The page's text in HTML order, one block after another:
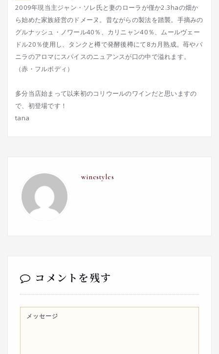
2009年現当主ジャン・ソレ氏と妻のローラが僅か2.3haの畑か
ら始めた家族経営のドメーヌ。昔ながらの製法を踏襲。手摘みの
グルナッシュ・ノワール40％、カリニャン40％、ムールヴェー
ドル20％使用し、タンクと樽で発酵後樽にて8カ月熟成。苺やバ
ニラのアロマにスパイスのニュアンスが口の中で溢れます。
（赤・フルボディ）
多分当店始まって以来初のコリウールのワインだと思いますの
で、初登場です！
tana
winestyles
コメントを残す